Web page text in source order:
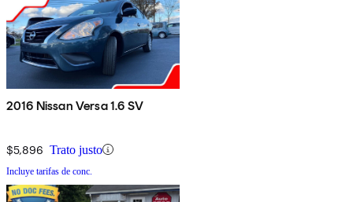
2016 Nissan Versa 1.6 SV
$5,896 Trato justo
Incluye tarifas de conc.